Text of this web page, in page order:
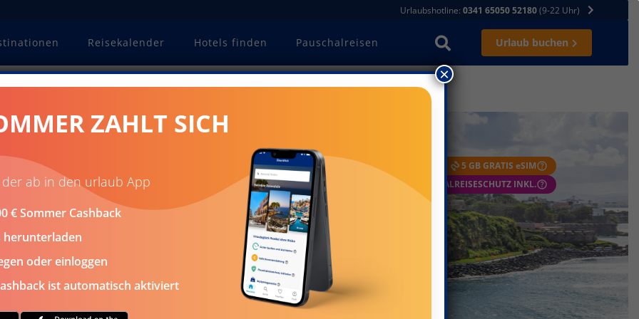
Urlaubshotline: 0341 65050 52180(9-22 Uhr)
Reisekalender Hotels finden Pauschalreisen Urlaub buchen
Hauptstadt von Puerto Rico
BIS ZU 800 € CASHBACK FLEXIBEL STORNIEREN
5 GB GRATIS eSIM
NIRGENDWO GÜNSTIGER GARANTIE
PAUSCHALREISESCHUTZ INKL.
Puerto Rico
ZAHLT SICH
der ab in den urlaub App
€ Sommer Cashback
herunterladen
oder einloggen
ist automatisch aktiviert
×